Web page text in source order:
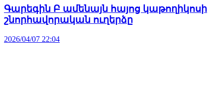
Գարեգին Բ ամենայն հայոց կաթողիկոսի
շնորհավորական ուղերձը
2026/04/07 22:04